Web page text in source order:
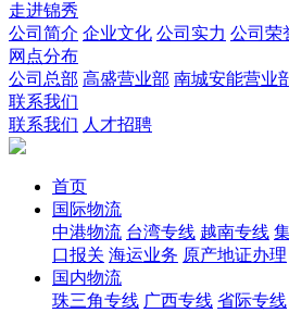
走进锦秀
公司简介 企业文化 公司实力 公司荣
网点分布
公司总部 高盛营业部 南城安能营业
联系我们
联系我们 人才招聘
首页
国际物流
中港物流 台湾专线 越南专线
口报关 海运业务 原产地证办理
国内物流
珠三角专线 广西专线 省际专线